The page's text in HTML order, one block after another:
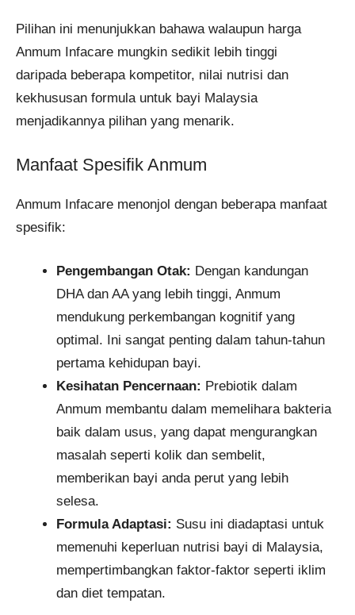
Pilihan ini menunjukkan bahawa walaupun harga
Anmum Infacare mungkin sedikit lebih tinggi
daripada beberapa kompetitor, nilai nutrisi dan
kekhususan formula untuk bayi Malaysia
menjadikannya pilihan yang menarik.
Manfaat Spesifik Anmum
Anmum Infacare menonjol dengan beberapa manfaat
spesifik:
Pengembangan Otak: Dengan kandungan
DHA dan AA yang lebih tinggi, Anmum
mendukung perkembangan kognitif yang
optimal. Ini sangat penting dalam tahun-tahun
pertama kehidupan bayi.
Kesihatan Pencernaan: Prebiotik dalam
Anmum membantu dalam memelihara bakteria
baik dalam usus, yang dapat mengurangkan
masalah seperti kolik dan sembelit,
memberikan bayi anda perut yang lebih
selesa.
Formula Adaptasi: Susu ini diadaptasi untuk
memenuhi keperluan nutrisi bayi di Malaysia,
mempertimbangkan faktor-faktor seperti iklim
dan diet tempatan.